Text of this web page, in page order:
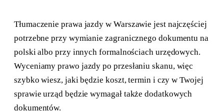
Tłumaczenie prawa jazdy w Warszawie jest najczęściej
potrzebne przy wymianie zagranicznego dokumentu na
polski albo przy innych formalnościach urzędowych.
Wyceniamy prawo jazdy po przesłaniu skanu, więc
szybko wiesz, jaki będzie koszt, termin i czy w Twojej
sprawie urząd będzie wymagał także dodatkowych
dokumentów.